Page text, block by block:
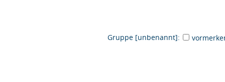
Gruppe [unbenannt]: